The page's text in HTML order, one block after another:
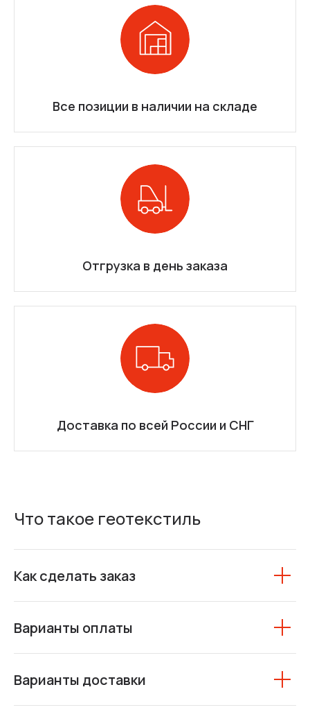
Все позиции в наличии на складе
Отгрузка в день заказа
Доставка по всей России и СНГ
Что такое геотекстиль
Как сделать заказ
Варианты оплаты
Варианты доставки